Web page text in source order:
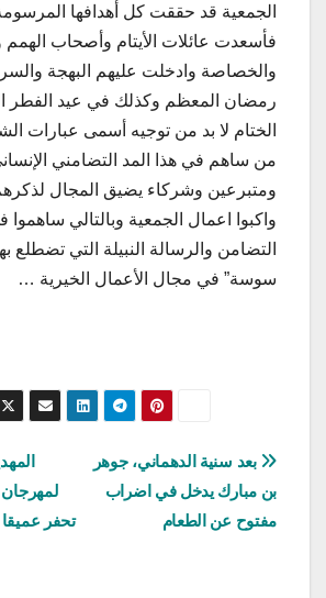
الجمعية قد حققت كل أهدافها
فأسعدت عائلات الأيتام وأصحاب الهمم
والخصاصة وادخلت عليهم البهجة
رمضان المعظم وكذلك في عيد الفطر
الختام لا بد من توجيه أسمى عبارات
من ساهم في هذا المد التضامني
ومتبرعين وشركاء يضيق المجال
واكبوا اعمال الجمعية وبالتالي
التضامن والرسالة النبيلة التي تضطلع
سوسة” في مجال الأعمال الخيرية …
تصفّح
المقالات
لمهرجان
تحفر
بعد سنية الدهماني، جوهر
بن مبارك يدخل في اضراب
مفتوح عن الطعام‎